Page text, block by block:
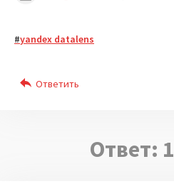
yandex datalens
Ответ: 1